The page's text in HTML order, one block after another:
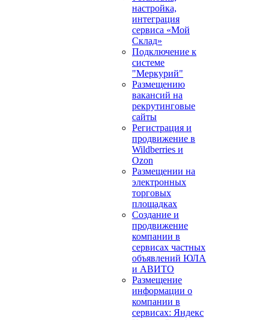
настройка,
интеграция
сервиса «Мой
Склад»
Подключение к
системе
"Меркурий"
Размещению
вакансий на
рекрутинговые
сайты
Регистрация и
продвижение в
Wildberries и
Ozon
Размещении на
электронных
торговых
площадках
Создание и
продвижение
компании в
сервисах частных
объявлений ЮЛА
и АВИТО
Размещение
информации о
компании в
сервисах: Яндекс